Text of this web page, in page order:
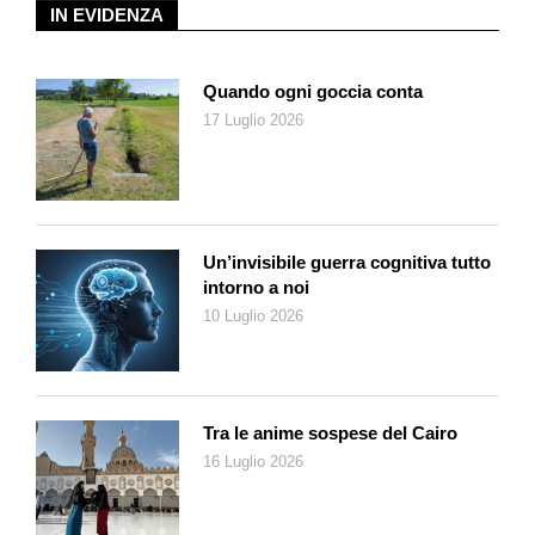
in quel «confine tra la città e la pampa» dove il giovane – e
«Misterix» e soprattutto le storie diEl sargento Kirkdisegnate
da Hugo Pratt e scritte da Héctor Oesterheld. Crescendo si
appassiona all’arte e al linguaggio del fumetto, le cosiddette
historietas, frequenta l’atelier dello scultore Humberto
Cerantonio, si iscrive alla Escuela Panamericana de Arte,
dove incrocia Hugo Pratt (che in Argentina restò per oltre un
decennio, fino al 1962 circa) e studia con l’argentino Alberto
Breccia. In seguito, lavora anche come assistente di
Francisco Solano López, celebre per avere disegnato
L’Eternautadel già citato Oesterheld. Finché nel 1972,
trentenne, con qualche difficoltà finanziaria, un’impasse
creativa e una certa malinconia, parte per l’Europa.
Un viaggio non semplice, soprattutto all’inizio: Italia, Spagna,
Londra. Due incontri risultano cruciali e li abbiamo già
menzionati: quello con Hugo Pratt a Parigi e, nel 1974, quello –
IN EVIDENZA
Quando ogni goccia conta
17 Luglio 2026
Un’invisibile guerra cognitiva tutto
intorno a noi
10 Luglio 2026
Tra le anime sospese del Cairo
16 Luglio 2026